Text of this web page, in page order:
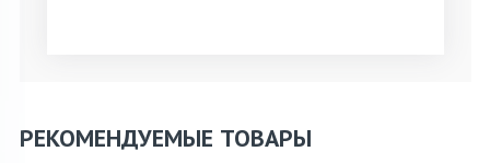
РЕКОМЕНДУЕМЫЕ ТОВАРЫ